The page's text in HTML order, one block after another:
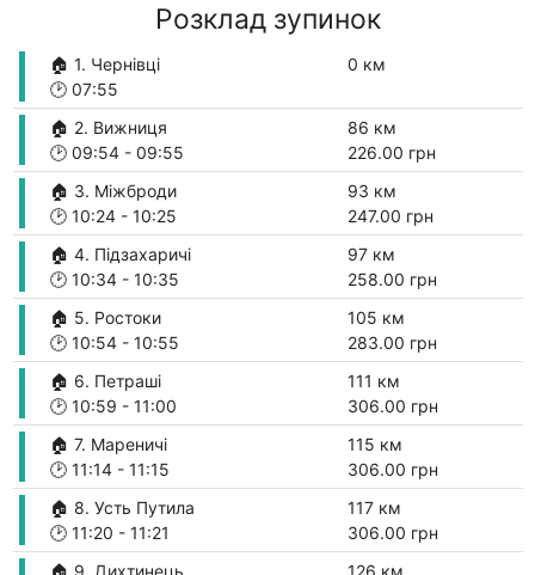
Розклад зупинок
🏠 1. Чернівці
🕑07:55
0 км
🏠 2. Вижниця
🕑09:54 - 09:55
86 км
226.00 грн
🏠 3. Міжброди
🕑10:24 - 10:25
93 км
247.00 грн
🏠 4. Підзахаричі
🕑10:34 - 10:35
97 км
258.00 грн
🏠 5. Ростоки
🕑10:54 - 10:55
105 км
283.00 грн
🏠 6. Петраші
🕑10:59 - 11:00
111 км
306.00 грн
🏠 7. Мареничі
🕑11:14 - 11:15
115 км
306.00 грн
🏠 8. Усть Путила
🕑11:20 - 11:21
117 км
306.00 грн
🏠 9. Дихтинець
126 км